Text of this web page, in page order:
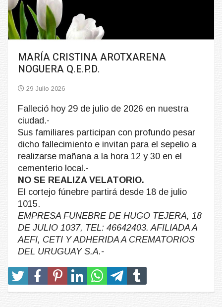
MARÍA CRISTINA AROTXARENA
NOGUERA Q.E.P.D.
29 Julio 2026
Falleció hoy 29 de julio de 2026 en nuestra
ciudad.-
Sus familiares participan con profundo pesar
dicho fallecimiento e invitan para el sepelio a
realizarse mañana a la hora 12 y 30 en el
cementerio local.-
NO SE REALIZA VELATORIO.
El cortejo fúnebre partirá desde 18 de julio
1015.
EMPRESA FUNEBRE DE HUGO TEJERA, 18
DE JULIO 1037, TEL: 46642403. AFILIADA A
AEFI, CETI Y ADHERIDA A CREMATORIOS
DEL URUGUAY S.A.-